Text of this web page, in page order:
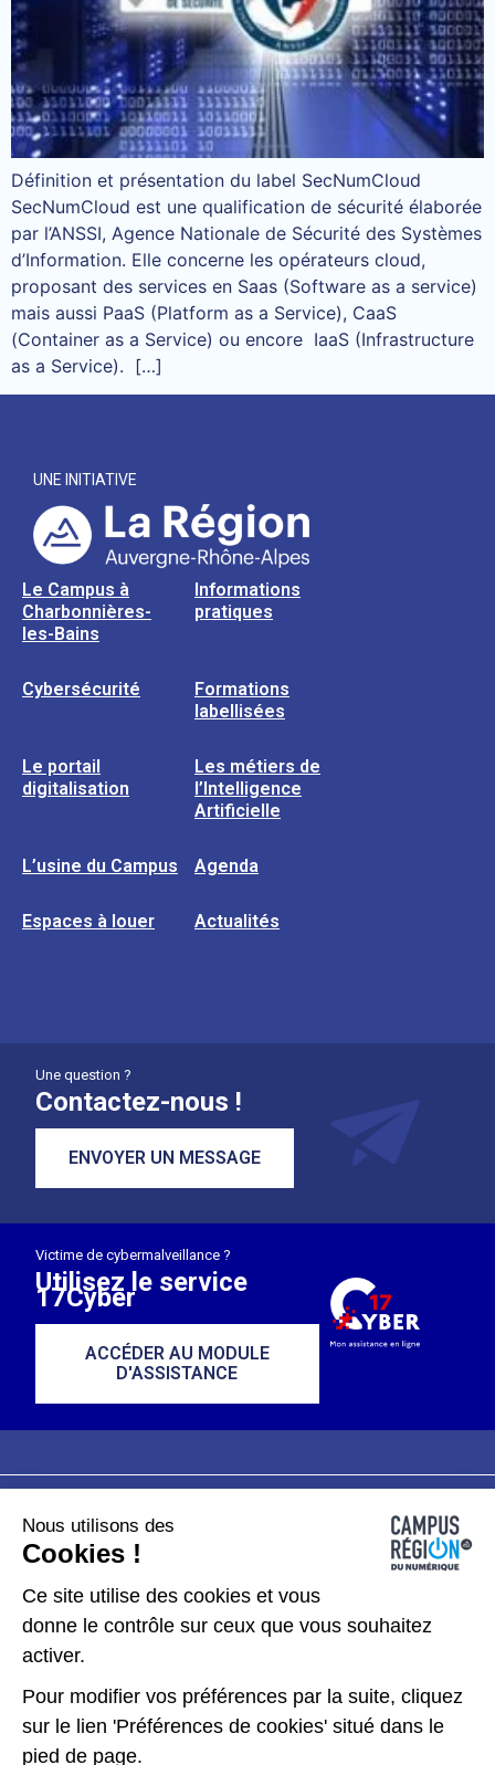
Définition et présentation du label SecNumCloud
SecNumCloud est une qualification de sécurité élaborée
par l’ANSSI, Agence Nationale de Sécurité des Systèmes
d’Information. Elle concerne les opérateurs cloud,
proposant des services en Saas (Software as a service)
mais aussi PaaS (Platform as a Service), CaaS
(Container as a Service) ou encore IaaS (Infrastructure
as a Service). […]
UNE INITIATIVE
Le Campus à
Charbonnières-
les-Bains
Informations
pratiques
Cybersécurité
Formations
labellisées
Le portail
digitalisation
Les métiers de
l’Intelligence
Artificielle
L’usine du Campus Agenda
Espaces à louer Actualités
Une question ?
Contactez-nous !
ENVOYER UN MESSAGE
Victime de cybermalveillance ?
Utilisez le service
17Cyber
ACCÉDER AU MODULE
D'ASSISTANCE
Plan du site
Données personnelles
Kit de communication
Accessibilité : partiellement conforme
Nous utilisons des
Cookies !
Ce site utilise des cookies et vous
donne le contrôle sur ceux que vous souhaitez
activer.
Pour modifier vos préférences par la suite, cliquez
sur le lien 'Préférences de cookies' situé dans le
pied de page.